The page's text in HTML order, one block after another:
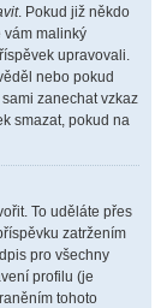
. Pokud již někdo
vám malinký
upravovali.
nebo pokud
zanechat vzkaz
smazat, pokud na
To uděláte přes
zatržením
pro všechny
profilu (je
tohoto